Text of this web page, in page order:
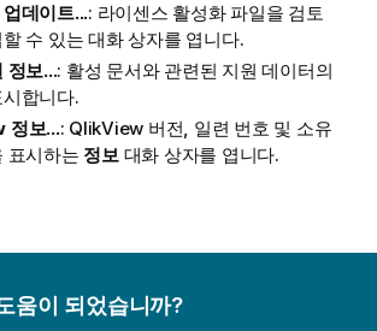
데이트...: 라이센스 활성화 파일을 검토
수 있는 대화 상자를 엽니다.
정보...: 활성 문서와 관련된 지원 데이터의
합니다.
정보...: QlikView 버전, 일련 번호 및 소유
표시하는 정보대화 상자를 엽니다.
움이 되었습니까?